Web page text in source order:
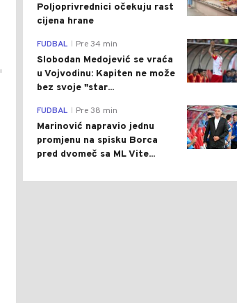
Poljoprivrednici očekuju rast
cijena hrane
FUDBAL Pre 34 min
Slobodan Medojević se vraća
u Vojvodinu: Kapiten ne može
bez svoje "star...
FUDBAL Pre 38 min
Marinović napravio jednu
promjenu na spisku Borca
pred dvomeč sa ML Vite...